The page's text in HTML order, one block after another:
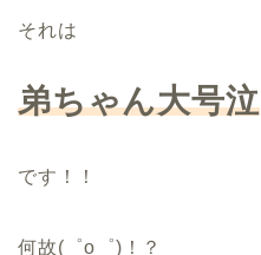
それは
弟ちゃん大号泣
です！！
何故(゜o゜)！？